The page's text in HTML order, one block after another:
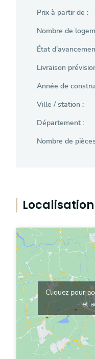
Prix à partir de :
Nombre de
État
Livraison
Année de
Ville / station :
Département :
Nombre de
Localisation
Cliquez pour
et